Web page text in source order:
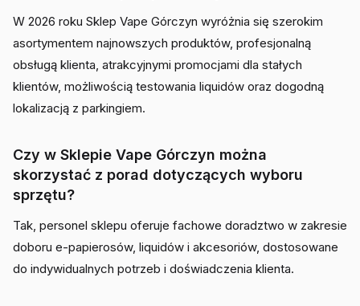
W 2026 roku Sklep Vape Górczyn wyróżnia się szerokim
asortymentem najnowszych produktów, profesjonalną
obsługą klienta, atrakcyjnymi promocjami dla stałych
klientów, możliwością testowania liquidów oraz dogodną
lokalizacją z parkingiem.
Czy w Sklepie Vape Górczyn można
skorzystać z porad dotyczących wyboru
sprzętu?
Tak, personel sklepu oferuje fachowe doradztwo w zakresie
doboru e-papierosów, liquidów i akcesoriów, dostosowane
do indywidualnych potrzeb i doświadczenia klienta.